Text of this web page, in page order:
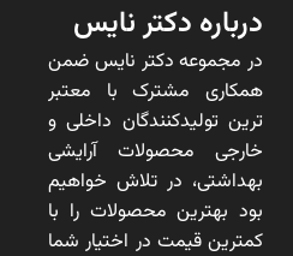
درباره دکتر نایس
در مجموعه دکتر نایس ضمن
همکاری مشترک با معتبر
ترین تولیدکنندگان داخلی و
خارجی محصولات آرایشی
بهداشتی، در تلاش خواهیم
بود بهترین محصولات را با
کمترین قیمت در اختیار شما